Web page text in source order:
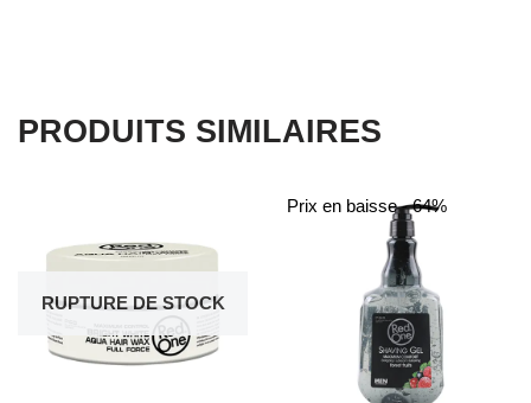
PRODUITS SIMILAIRES
RUPTURE DE STOCK
Prix en baisse - 64%